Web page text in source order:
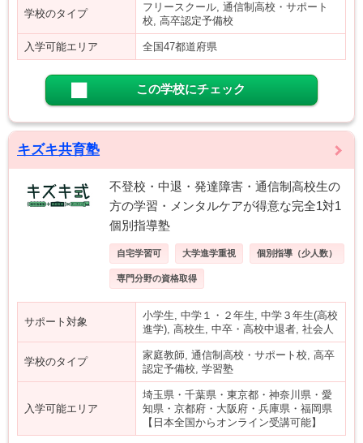
学校のタイプ
フリースクール, 通信制高校・サポート
校, 高卒認定予備校
入学可能エリア 全国47都道府県
この学校にチェック
キズキ共育塾
不登校・中退・発達障害・通信制高校生の
方の学習・メンタルケアが得意な完全1対1
個別指導塾
自宅学習可 大学進学重視 個別指導（少人数）
専門分野の資格取得
サポート対象
小学生, 中学１・２年生, 中学３年生(高校
進学), 高校生, 中卒・高校中退者, 社会人
学校のタイプ
家庭教師, 通信制高校・サポート校, 高卒
認定予備校, 学習塾
入学可能エリア
埼玉県・千葉県・東京都・神奈川県・愛
知県・京都府・大阪府・兵庫県・福岡県
【日本全国からオンライン受講可能】